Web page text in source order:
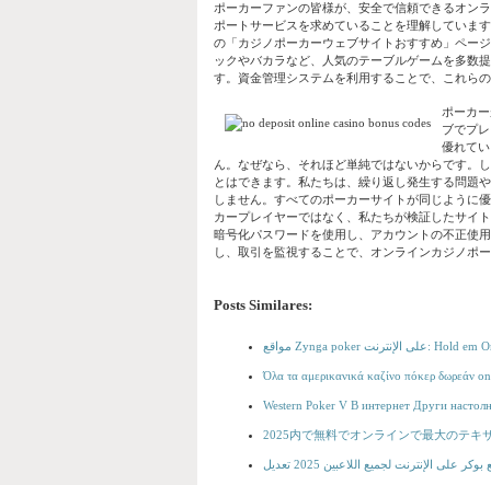
ポーカーファンの皆様が、安全で信頼できるオン
ポートサービスを求めていることを理解していま
の「カジノポーカーウェブサイトおすすめ」ペー
ックやバカラなど、人気のテーブルゲームを多数
す。資金管理システムを利用することで、これら
ポーカ
ブでプ
優れて
ん。なぜなら、それほど単純ではないからです。
とはできます。私たちは、繰り返し発生する問題
しません。すべてのポーカーサイトが同じように
カープレイヤーではなく、私たちが検証したサイ
暗号化パスワードを使用し、アカウントの不正使
し、取引を監視することで、オンラインカジノポ
Posts Similares:
Όλα τα αμερικανικά καζίνο πόκερ δωρεάν
Western Poker V В интернет Други
2025内で無料でオンラインで最大のテキ
على الإنترنت لجميع اللاعبين 2025 تعديل